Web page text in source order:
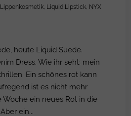
Lippenkosmetik Liquid Lipstick NYX
heute Liquid Suede.
Dress. Wie ihr seht: mein
Ein schönes rot kann
ist es nicht mehr
Woche ein neues Rot in die
ein...